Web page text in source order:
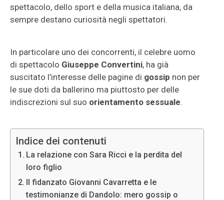
spettacolo, dello sport e della musica italiana, da
sempre destano curiosità negli spettatori.
In particolare uno dei concorrenti, il celebre uomo
di spettacolo Giuseppe Convertini, ha già
suscitato l’interesse delle pagine di gossip non per
le sue doti da ballerino ma piuttosto per delle
indiscrezioni sul suo orientamento sessuale.
Indice dei contenuti
La relazione con Sara Ricci e la perdita del
loro figlio
Il fidanzato Giovanni Cavarretta e le
testimonianze di Dandolo: mero gossip o